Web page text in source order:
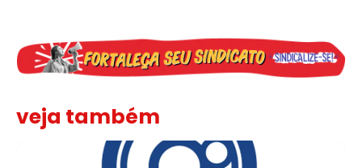
veja também
Sindicato leva reivindicações à TV TEM, denunciada de cometer